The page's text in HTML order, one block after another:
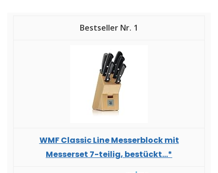
1
WMF Classic Line Messerblock mit
Messerset 7-teilig, bestückt...*